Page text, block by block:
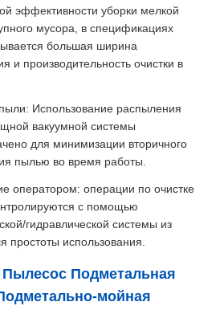
эффективности уборки мелкой
мусора, в спецификациях
большая ширина
и производительность очистки в
Использование распыления
вакуумной системы
для минимизации вторичного
пылью во время работы.
оператором: операции по очистке
с помощью
гидравлической системы из
простоты использования.
Пылесос Подметальная
мойная